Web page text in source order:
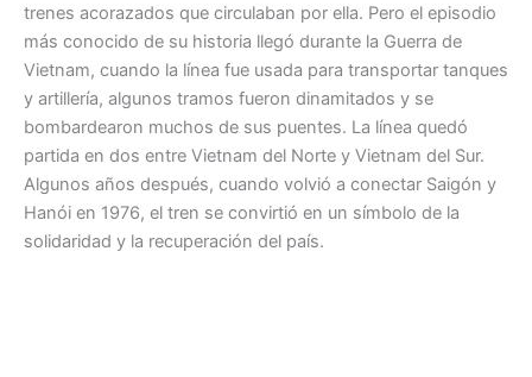
trenes acorazados que circulaban por ella. Pero el episodio
más conocido de su historia llegó durante la Guerra de
Vietnam, cuando la línea fue usada para transportar tanques
y artillería, algunos tramos fueron dinamitados y se
bombardearon muchos de sus puentes. La línea quedó
partida en dos entre Vietnam del Norte y Vietnam del Sur.
Algunos años después, cuando volvió a conectar Saigón y
Hanói en 1976, el tren se convirtió en un símbolo de la
solidaridad y la recuperación del país.